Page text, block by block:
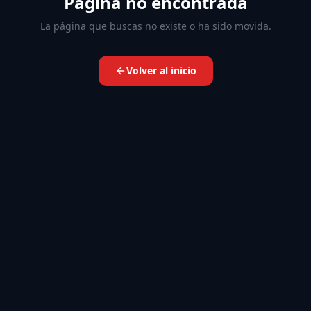
La página que buscas no existe o ha sido movida.
Volver al inicio